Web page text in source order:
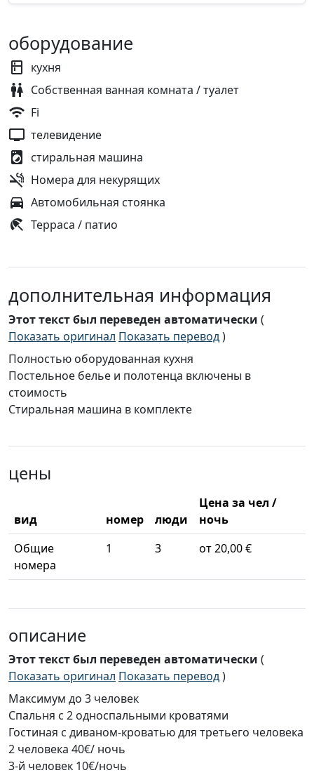
оборудование
кухня
Собственная ванная комната / туалет
Fi
телевидение
стиральная машина
Номера для некурящих
Автомобильная стоянка
Терраса / патио
дополнительная информация
Этот текст был переведен автоматически (
Показать оригинал Показать перевод)
Полностью оборудованная кухня
Постельное белье и полотенца включены в
стоимость
Стиральная машина в комплекте
цены
вид номер люди
Цена за чел /
ночь
Общие
номера
1 3 от 20,00 €
описание
Этот текст был переведен автоматически (
Показать оригинал Показать перевод)
Максимум до 3 человек
Спальня с 2 односпальными кроватями
Гостиная с диваном-кроватью для третьего человека
2 человека 40€/ ночь
3-й человек 10€/ночь